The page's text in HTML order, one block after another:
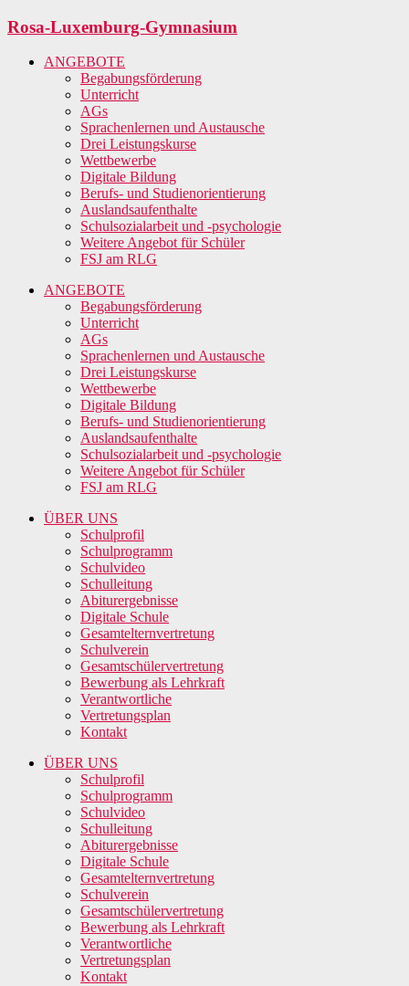
Zum
springen
Rosa-Luxemburg-Gymnasium
ANGEBOTE
Begabungsförderung
Unterricht
AGs
Sprachenlernen und Austausche
Drei Leistungskurse
Wettbewerbe
Digitale Bildung
Berufs- und Studienorientierung
Auslandsaufenthalte
Schulsozialarbeit und -psychologie
Weitere Angebot für Schüler
FSJ am RLG
ANGEBOTE
Begabungsförderung
Unterricht
AGs
Sprachenlernen und Austausche
Drei Leistungskurse
Wettbewerbe
Digitale Bildung
Berufs- und Studienorientierung
Auslandsaufenthalte
Schulsozialarbeit und -psychologie
Weitere Angebot für Schüler
FSJ am RLG
ÜBER UNS
Schulprofil
Schulprogramm
Schulvideo
Schulleitung
Abiturergebnisse
Digitale Schule
Gesamtelternvertretung
Schulverein
Gesamtschülervertretung
Bewerbung als Lehrkraft
Verantwortliche
Vertretungsplan
Kontakt
ÜBER UNS
Schulprofil
Schulprogramm
Schulvideo
Schulleitung
Abiturergebnisse
Digitale Schule
Gesamtelternvertretung
Schulverein
Gesamtschülervertretung
Bewerbung als Lehrkraft
Verantwortliche
Vertretungsplan
Kontakt